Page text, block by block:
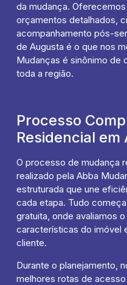
da mudança.
orçamentos detalhados,
acompanhamento pós-
de Augusta é o que nos
Mudanças é sinônimo de
toda a região.
Processo
Residencial em
O processo de mudança
realizado pela Abba
estruturada que une
cada etapa. Tudo
gratuita, onde avaliamos
características do imóvel
cliente.
Durante o planejamento,
melhores rotas de